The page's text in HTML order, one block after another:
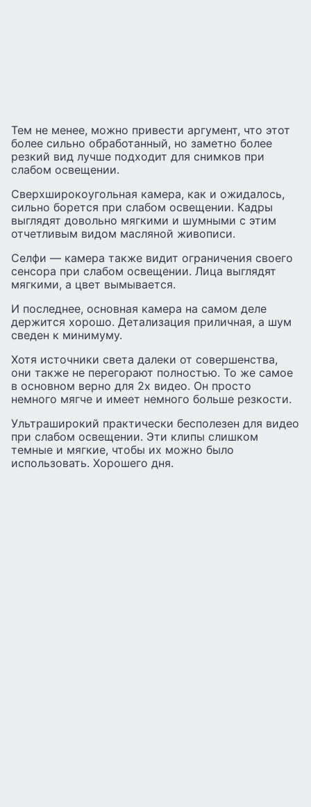
Тем не менее, можно привести аргумент, что этот
более сильно обработанный, но заметно более
резкий вид лучше подходит для снимков при
слабом освещении.
Сверхширокоугольная камера, как и ожидалось,
сильно борется при слабом освещении. Кадры
выглядят довольно мягкими и шумными с этим
отчетливым видом масляной живописи.
Селфи — камера также видит ограничения своего
сенсора при слабом освещении. Лица выглядят
мягкими, а цвет вымывается.
И последнее, основная камера на самом деле
держится хорошо. Детализация приличная, а шум
сведен к минимуму.
Хотя источники света далеки от совершенства,
они также не перегорают полностью. То же самое
в основном верно для 2x видео. Он просто
немного мягче и имеет немного больше резкости.
Ультраширокий практически бесполезен для видео
при слабом освещении. Эти клипы слишком
темные и мягкие, чтобы их можно было
использовать. Хорошего дня.